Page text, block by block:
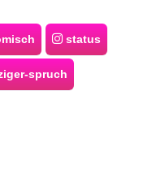
status
spruch